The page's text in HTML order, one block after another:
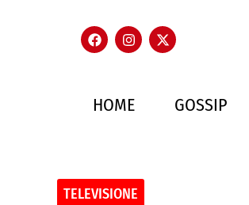
HOME GOSSIP
TELEVISIONE